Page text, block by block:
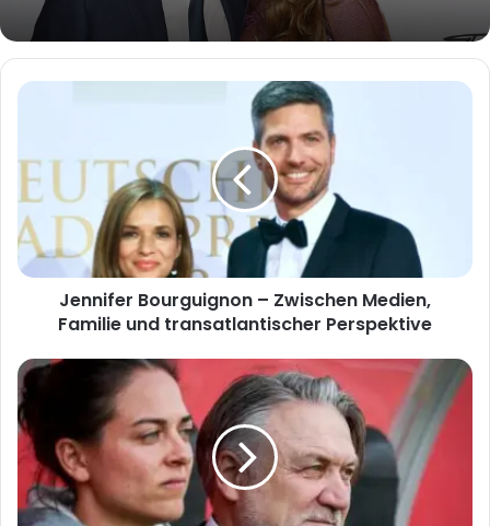
Jennifer
Zwischen
Medien,
Familie
und
transatlantischer
Perspektive
Jennifer Bourguignon – Zwischen Medien,
Familie und transatlantischer Perspektive
Sabrina
Wittmann
Freundin:
Alles,
was
du
wissen